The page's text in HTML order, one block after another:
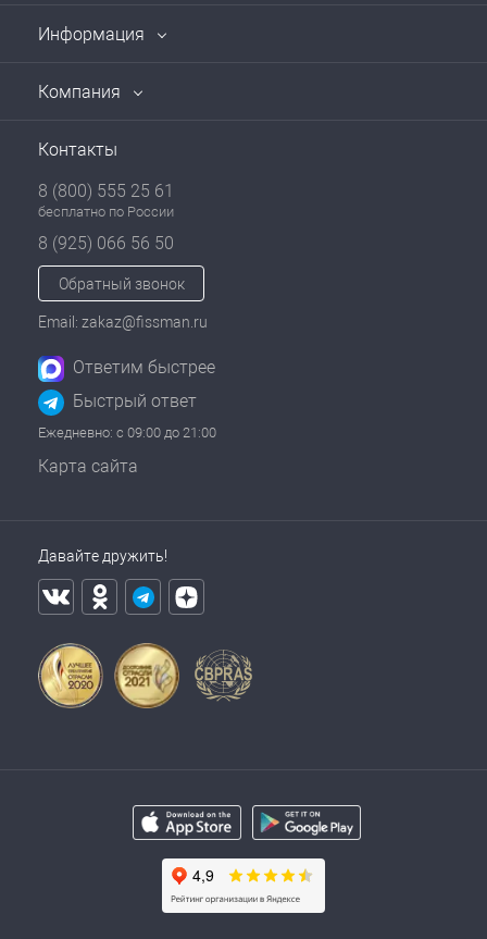
Информация
Компания
Контакты
8 (800) 555 25 61
бесплатно по России
8 (925) 066 56 50
Обратный звонок
Email: zakaz@fissman.ru
Ответим быстрее
Быстрый ответ
Ежедневно: с 09:00 до 21:00
Карта сайта
Давайте дружить!